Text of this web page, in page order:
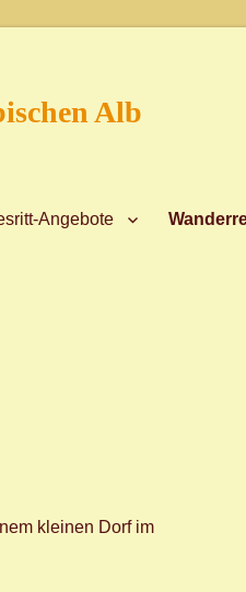
Alb
Angebote
kleinen Dorf im